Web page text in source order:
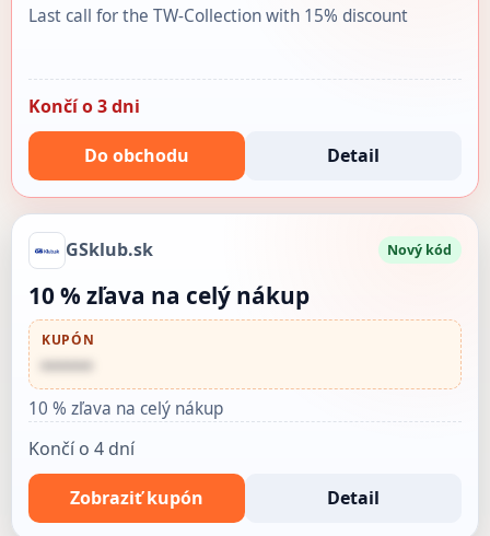
Last call for the TW-Collection with 15% discount
Končí o 3 dni
Do obchodu Detail
GSklub.sk Nový kód
10 % zľava na celý nákup
KUPÓN
••••••
10 % zľava na celý nákup
Končí o 4 dní
Zobraziť kupón Detail